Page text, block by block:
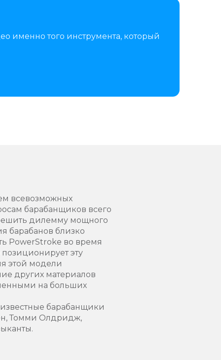
именно того инструмента, который
всевозможных
барабанщиков всего
дилемму мощного
барабанов близко
PowerStroke во время
эту
этой модели
других материалов
на больших
барабанщики
Томми Олдридж,